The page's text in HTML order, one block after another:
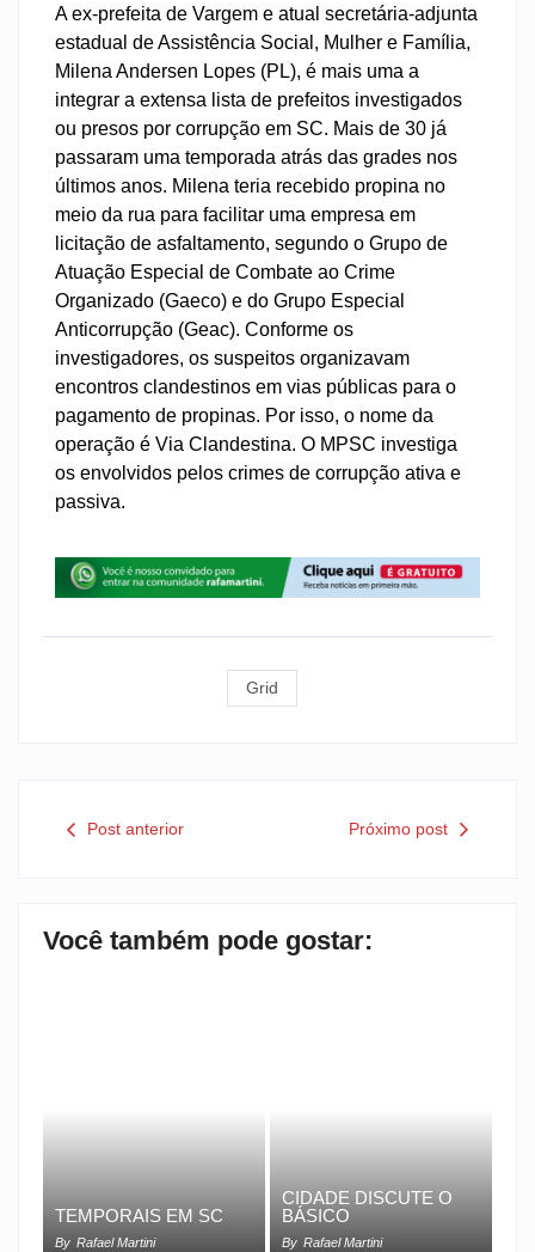
A ex-prefeita de Vargem e atual secretária-adjunta
estadual de Assistência Social, Mulher e Família,
Milena Andersen Lopes (PL), é mais uma a
integrar a extensa lista de prefeitos investigados
ou presos por corrupção em SC. Mais de 30 já
passaram uma temporada atrás das grades nos
últimos anos. Milena teria recebido propina no
meio da rua para facilitar uma empresa em
licitação de asfaltamento, segundo o Grupo de
Atuação Especial de Combate ao Crime
Organizado (Gaeco) e do Grupo Especial
Anticorrupção (Geac). Conforme os
investigadores, os suspeitos organizavam
encontros clandestinos em vias públicas para o
pagamento de propinas. Por isso, o nome da
operação é Via Clandestina. O MPSC investiga
os envolvidos pelos crimes de corrupção ativa e
passiva.
Grid
Post anterior Próximo post
Você também pode gostar:
TEMPORAIS EM SC
By Rafael Martini
CIDADE DISCUTE O
BÁSICO
By Rafael Martini